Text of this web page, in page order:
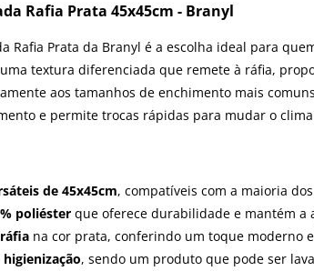
Rafia Prata 45x45cm - Branyl
Rafia Prata da Branyl é a escolha ideal para
textura diferenciada que remete à ráfia,
aos tamanhos de enchimento mais
e permite trocas rápidas para mudar o
de 45x45cm, compatíveis com a maioria
poliéster que oferece durabilidade e mantém a
na cor prata, conferindo um toque moderno
, sendo um produto que pode ser